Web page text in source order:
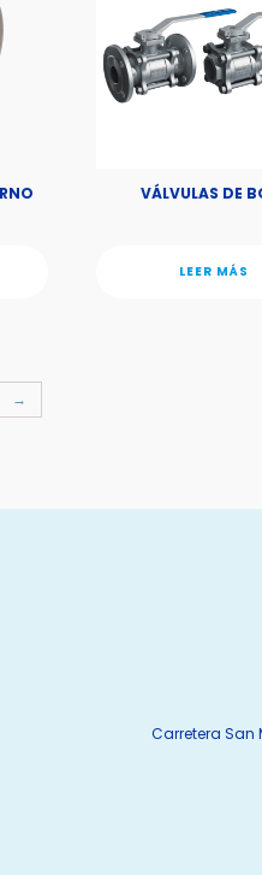
VÁLVULAS DE
LEER MÁS
→
Carretera San